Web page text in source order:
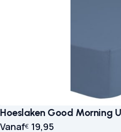
Hoeslaken Good Morning
Vanaf€ 19,95